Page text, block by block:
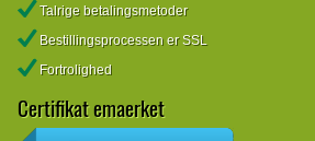
Talrige betalingsmetoder
Bestillingsprocessen er SSL
Fortrolighed
Certifikat emaerket